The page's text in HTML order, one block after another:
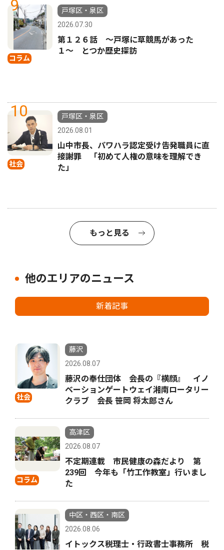
9
コラム
戸塚区・泉区
2026.07.30
第１２６話 〜戸塚に草競馬があった
１〜 とつか歴史探訪
10
社会
戸塚区・泉区
2026.08.01
山中市長、パワハラ認定受け告発職員に直
接謝罪 「初めて人権の意味を理解でき
た」
もっと見る
他のエリアのニュース
新着記事
社会
藤沢
2026.08.07
藤沢の奉仕団体 会長の『横顔』 イノ
ベーションゲートウェイ湘南ロータリー
クラブ 会長 笹岡 将太郎さん
コラム
高津区
2026.08.07
不定期連載 市民健康の森だより 第
239回 今年も「竹工作教室」行いまし
た
中区・西区・南区
2026.08.06
イトックス税理士・行政書士事務所 税